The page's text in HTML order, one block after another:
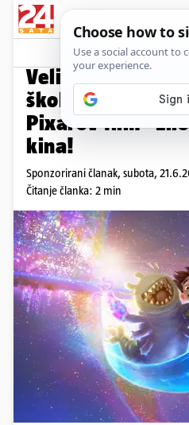
Promo
Veliki dječji
škole – Novi
Pixarov film
kina!
Sponzorirani članak, subota,
Čitanje članka: 2 min